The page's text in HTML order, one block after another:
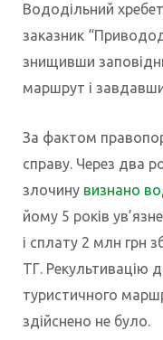
Вододільний
заказник
знищивши
маршрут і
За фактом
справу. Через два
злочину визнано
йому 5 років
і сплату 2 млн грн
ТГ. Рекультивацію
туристичного
здійснено не було.